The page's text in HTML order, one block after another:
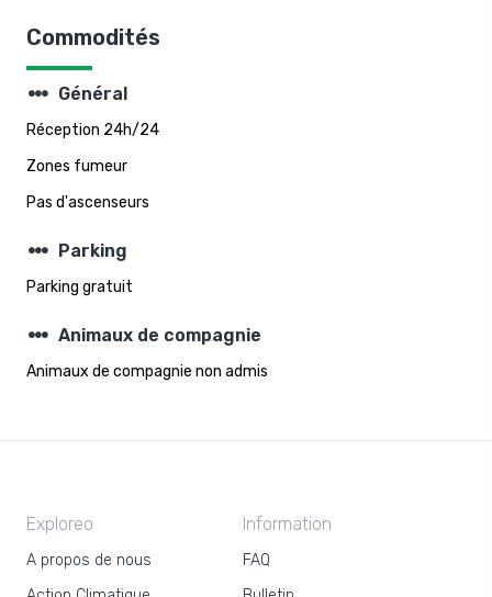
Commodités
steppers Général
Réception 24h/24
Zones fumeur
Pas d'ascenseurs
steppers Parking
Parking gratuit
steppers Animaux de compagnie
Animaux de compagnie non admis
Exploreo
A propos de nous
Information
FAQ